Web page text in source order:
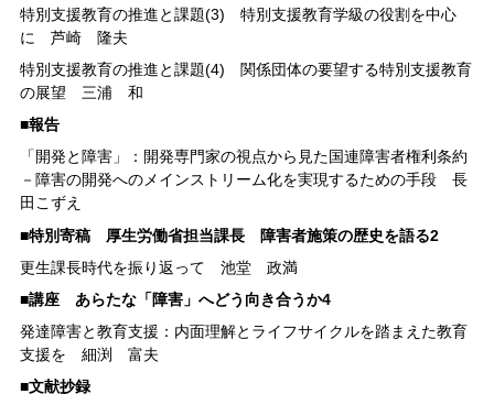
特別支援教育の推進と課題(3) 特別支援教育学級の役割を中心
に 芦崎 隆夫
特別支援教育の推進と課題(4) 関係団体の要望する特別支援教育
の展望 三浦 和
■報告
「開発と障害」：開発専門家の視点から見た国連障害者権利条約
－障害の開発へのメインストリーム化を実現するための手段 長
田こずえ
■特別寄稿 厚生労働省担当課長 障害者施策の歴史を語る2
更生課長時代を振り返って 池堂 政満
■講座 あらたな「障害」へどう向き合うか4
発達障害と教育支援：内面理解とライフサイクルを踏まえた教育
支援を 細渕 富夫
■文献抄録